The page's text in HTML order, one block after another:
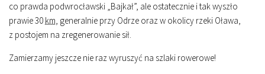
co prawda podwrocławski „Bajkał”, ale ostatecznie i tak wyszło
prawie 30 km, generalnie przy Odrze oraz w okolicy rzeki Oława,
z postojem na zregenerowanie sił.
Zamierzamy jeszcze nie raz wyruszyć na szlaki rowerowe!